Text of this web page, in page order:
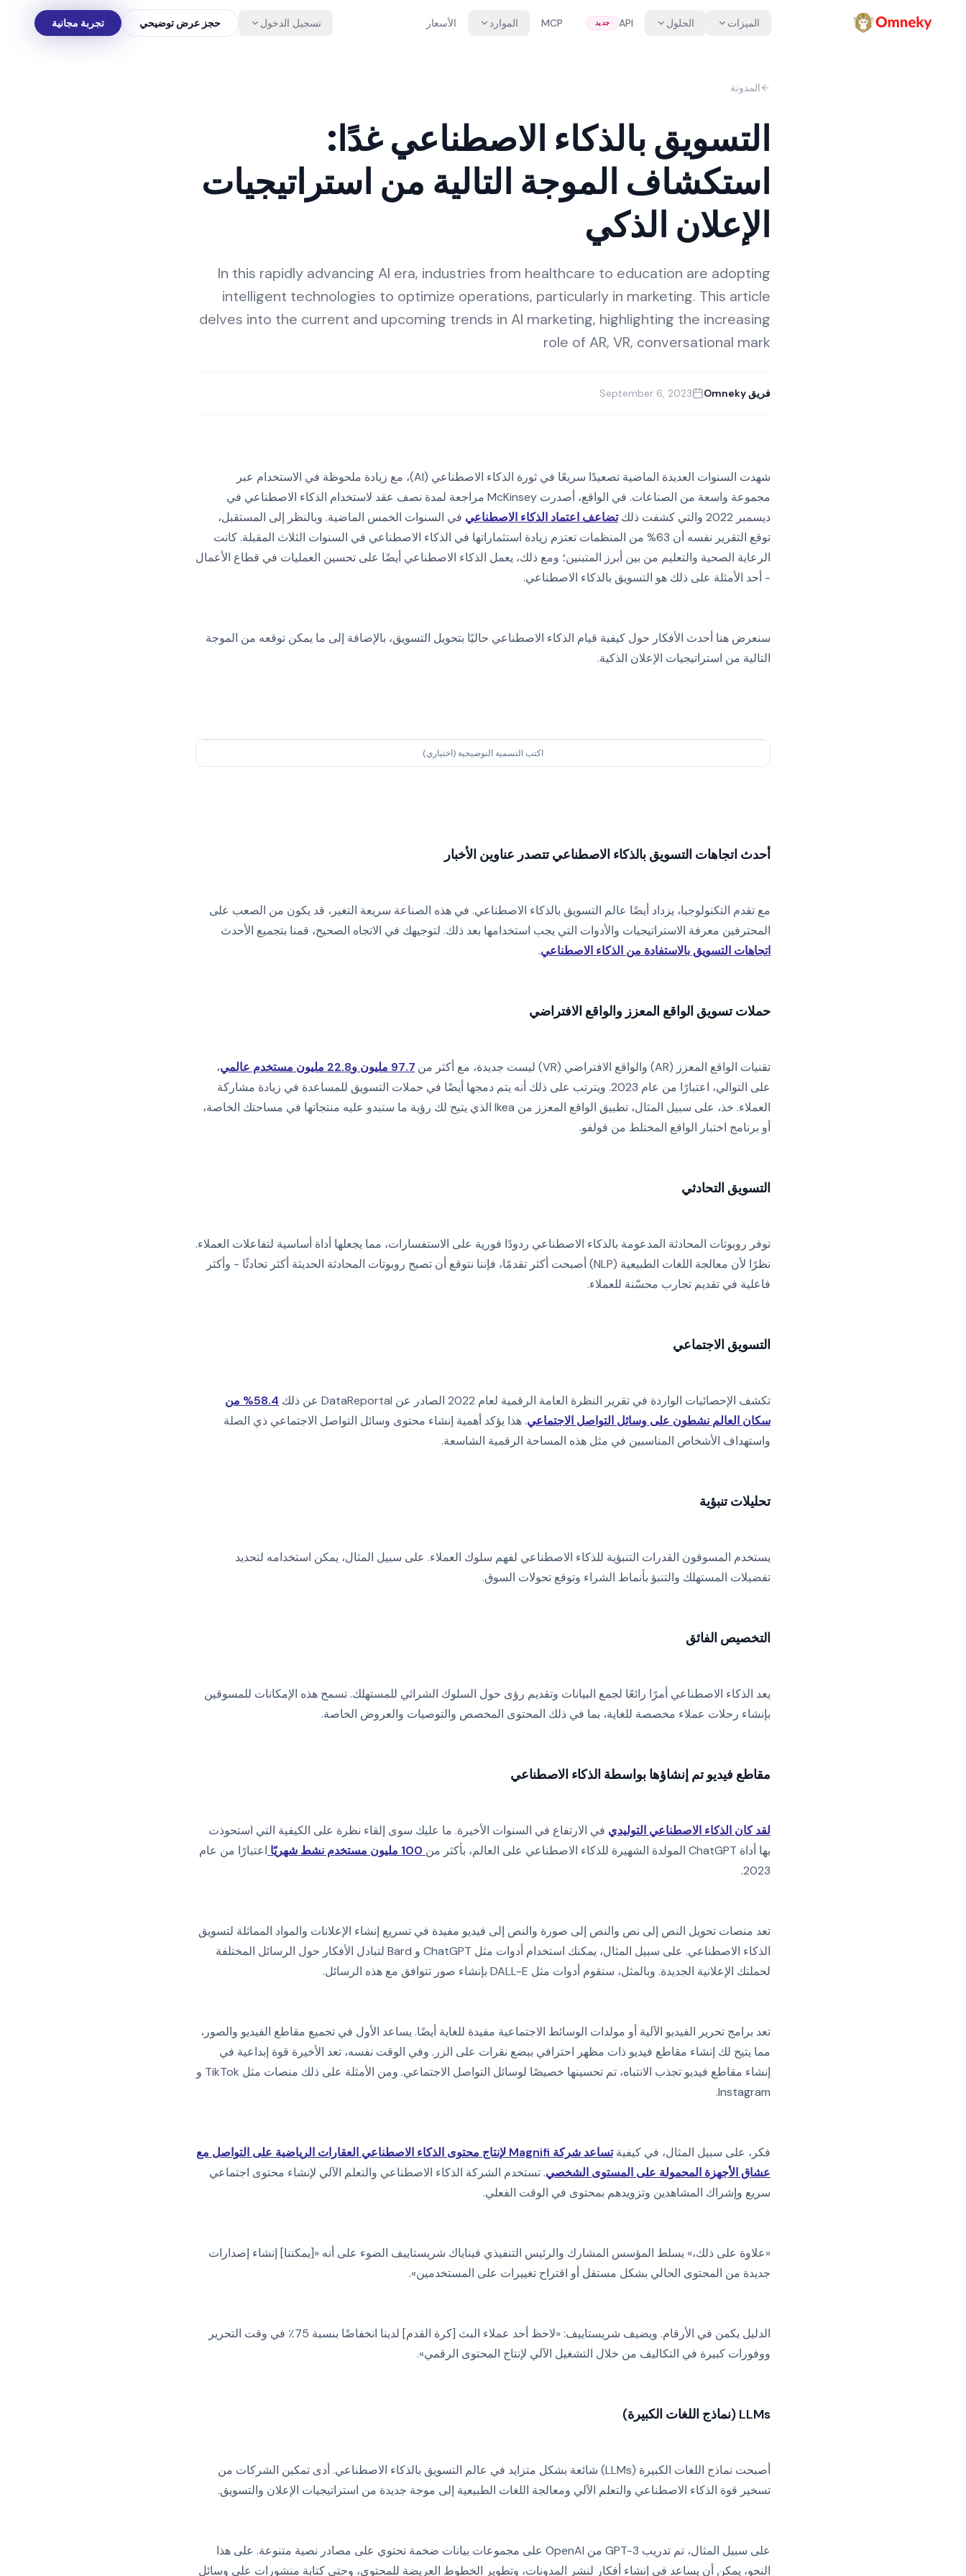
الميزات الحلول API جديد MCP الموارد الأسعار تسجيل الدخول حجز عرض توضيحي تجربة مجانية
المدونة
التسويق بالذكاء الاصطناعي غدًا:
استكشاف الموجة التالية من استراتيجيات
الإعلان الذكي
In this rapidly advancing AI era, industries from healthcare to education are adopting
intelligent technologies to optimize operations, particularly in marketing. This article
delves into the current and upcoming trends in AI marketing, highlighting the increasing
role of AR, VR, conversational mark
فريق Omneky September 6, 2023
شهدت السنوات العديدة الماضية تصعيدًا سريعًا في ثورة الذكاء الاصطناعي (AI)، مع زيادة ملحوظة في الاستخدام عبر
مجموعة واسعة من الصناعات. في الواقع، أصدرت McKinsey مراجعة لمدة نصف عقد لاستخدام الذكاء الاصطناعي في
ديسمبر 2022 والتي كشفت ذلك
تضاعف اعتماد الذكاء الاصطناعي في السنوات الخمس الماضية. وبالنظر إلى المستقبل،
توقع التقرير نفسه أن 63% من المنظمات تعتزم زيادة استثماراتها في الذكاء الاصطناعي في السنوات الثلاث المقبلة. كانت
الرعاية الصحية والتعليم من بين أبرز المتبنين؛ ومع ذلك، يعمل الذكاء الاصطناعي أيضًا على تحسين العمليات في قطاع الأعمال
- أحد الأمثلة على ذلك هو التسويق بالذكاء الاصطناعي.
سنعرض هنا أحدث الأفكار حول كيفية قيام الذكاء الاصطناعي حاليًا بتحويل التسويق، بالإضافة إلى ما يمكن توقعه من الموجة
التالية من استراتيجيات الإعلان الذكية.
اكتب التسمية التوضيحية (اختياري)
أحدث اتجاهات التسويق بالذكاء الاصطناعي تتصدر عناوين الأخبار
مع تقدم التكنولوجيا، يزداد أيضًا عالم التسويق بالذكاء الاصطناعي. في هذه الصناعة سريعة التغير، قد يكون من الصعب على
المحترفين معرفة الاستراتيجيات والأدوات التي يجب استخدامها بعد ذلك. لتوجيهك في الاتجاه الصحيح، قمنا بتجميع الأحدث
اتجاهات التسويق بالاستفادة من الذكاء الاصطناعي.
حملات تسويق الواقع المعزز والواقع الافتراضي
تقنيات الواقع المعزز (AR) والواقع الافتراضي (VR) ليست جديدة، مع أكثر من 97.7 مليون و22.8 مليون مستخدم عالمي
،
على التوالي، اعتبارًا من عام 2023. ويترتب على ذلك أنه يتم دمجها أيضًا في حملات التسويق للمساعدة في زيادة مشاركة
العملاء. خذ، على سبيل المثال، تطبيق الواقع المعزز من Ikea الذي يتيح لك رؤية ما ستبدو عليه منتجاتها في مساحتك الخاصة،
أو برنامج اختبار الواقع المختلط من فولفو.
التسويق التحادثي
توفر روبوتات المحادثة المدعومة بالذكاء الاصطناعي ردودًا فورية على الاستفسارات، مما يجعلها أداة أساسية لتفاعلات العملاء.
نظرًا لأن معالجة اللغات الطبيعية (NLP) أصبحت أكثر تقدمًا، فإننا نتوقع أن تصبح روبوتات المحادثة الحديثة أكثر تحادثًا - وأكثر
فاعلية في تقديم تجارب محسّنة للعملاء.
التسويق الاجتماعي
تكشف الإحصائيات الواردة في تقرير النظرة العامة الرقمية لعام 2022 الصادر عن DataReportal عن ذلك
58.4% من
سكان العالم نشطون على وسائل التواصل الاجتماعي. هذا يؤكد أهمية إنشاء محتوى وسائل التواصل الاجتماعي ذي الصلة
واستهداف الأشخاص المناسبين في مثل هذه المساحة الرقمية الشاسعة.
تحليلات تنبؤية
يستخدم المسوقون القدرات التنبؤية للذكاء الاصطناعي لفهم سلوك العملاء. على سبيل المثال، يمكن استخدامه لتحديد
تفضيلات المستهلك والتنبؤ بأنماط الشراء وتوقع تحولات السوق.
التخصيص الفائق
يعد الذكاء الاصطناعي أمرًا رائعًا لجمع البيانات وتقديم رؤى حول السلوك الشرائي للمستهلك. تسمح هذه الإمكانات للمسوقين
بإنشاء رحلات عملاء مخصصة للغاية، بما في ذلك المحتوى المخصص والتوصيات والعروض الخاصة.
مقاطع فيديو تم إنشاؤها بواسطة الذكاء الاصطناعي
لقد كان الذكاء الاصطناعي التوليدي في الارتفاع في السنوات الأخيرة. ما عليك سوى إلقاء نظرة على الكيفية التي استحوذت
بها أداة ChatGPT المولدة الشهيرة للذكاء الاصطناعي على العالم، بأكثر من
اعتبارًا من عام
2023.
تعد منصات تحويل النص إلى نص والنص إلى صورة والنص إلى فيديو مفيدة في تسريع إنشاء الإعلانات والمواد المماثلة لتسويق
الذكاء الاصطناعي. على سبيل المثال، يمكنك استخدام أدوات مثل ChatGPT و Bard لتبادل الأفكار حول الرسائل المختلفة
لحملتك الإعلانية الجديدة. وبالمثل، ستقوم أدوات مثل DALL-E بإنشاء صور تتوافق مع هذه الرسائل.
تعد برامج تحرير الفيديو الآلية أو مولدات الوسائط الاجتماعية مفيدة للغاية أيضًا. يساعد الأول في تجميع مقاطع الفيديو والصور،
مما يتيح لك إنشاء مقاطع فيديو ذات مظهر احترافي ببضع نقرات على الزر. وفي الوقت نفسه، تعد الأخيرة قوة إبداعية في
إنشاء مقاطع فيديو تجذب الانتباه، تم تحسينها خصيصًا لوسائل التواصل الاجتماعي. ومن الأمثلة على ذلك منصات مثل TikTok و
Instagram.
فكر، على سبيل المثال، في كيفية
تساعد شركة Magnifi لإنتاج محتوى الذكاء الاصطناعي العقارات الرياضية على التواصل مع
عشاق الأجهزة المحمولة على المستوى الشخصي. تستخدم الشركة الذكاء الاصطناعي والتعلم الآلي لإنشاء محتوى اجتماعي
سريع وإشراك المشاهدين وتزويدهم بمحتوى في الوقت الفعلي.
«علاوة على ذلك،» يسلط المؤسس المشارك والرئيس التنفيذي فيناياك شريستاييف الضوء على أنه «[يمكننا] إنشاء إصدارات
جديدة من المحتوى الحالي بشكل مستقل أو اقتراح تغييرات على المستخدمين».
الدليل يكمن في الأرقام. ويضيف شريستاييف: «لاحظ أحد عملاء البث [كرة القدم] لدينا انخفاضًا بنسبة 75٪ في وقت التحرير
ووفورات كبيرة في التكاليف من خلال التشغيل الآلي لإنتاج المحتوى الرقمي».
LLMs (نماذج اللغات الكبيرة)
أصبحت نماذج اللغات الكبيرة (LLMs) شائعة بشكل متزايد في عالم التسويق بالذكاء الاصطناعي. أدى تمكين الشركات من
تسخير قوة الذكاء الاصطناعي والتعلم الآلي ومعالجة اللغات الطبيعية إلى موجة جديدة من استراتيجيات الإعلان والتسويق.
على سبيل المثال، تم تدريب GPT-3 من OpenAI على مجموعات بيانات ضخمة تحتوي على مصادر نصية متنوعة. على هذا
النحو، يمكن أن يساعد في إنشاء أفكار لنشر المدونات، وتطوير الخطوط العريضة للمحتوى، وحتى كتابة منشورات على وسائل